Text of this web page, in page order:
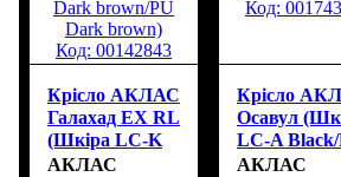
Крісло АКЛАС
Галахад EX RL
(Шкіра LC-K
Dark brown/PU
АКЛАС
Крісло
Осавул
LC-A Black/
Black) Код:
АКЛАС